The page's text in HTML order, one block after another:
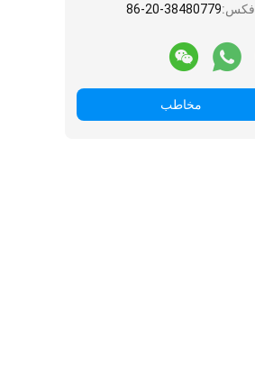
فکس:86-20-38480779
مخاطب